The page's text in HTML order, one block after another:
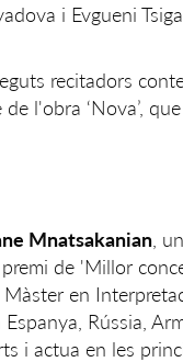
i Evgueni
recitadors
l'obra ‘Nova’,
Mnatsakanian ,
de 'Millor
en
Rússia,
i actua en les